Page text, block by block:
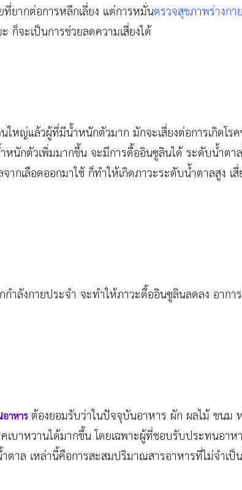
ยากต่อการหลีกเลี่ยง แต่การหมั่นตรวจสุขภาพร่างกาย
ก็จะเป็นการช่วยลดความเสี่ยงได้
ใหญ่แล้วผู้ที่มีน้ำหนักตัวมาก มักจะเสี่ยงต่อการเกิดโ
ำหนักตัวเพิ่มมากขึ้น จะมีการดื้ออินซูลินได้ ระดับน้ำต
ากเลือดออกมาใช้ ก็ทำให้เกิดภาวะระดับน้ำตาลสูง
กำลังกายประจำ จะทำให้ภาวะดื้ออินซูลินลดลง อาก
อาหารต้องยอมรับว่าในปัจจุบันอาหาร ผัก ผลไม้ ขนม
เบาหวานได้มากขึ้น โดยเฉพาะผู้ที่ชอบรับประทนอา
ตาล เหล่านี้คือการสะสมปริมาณสารอาหารที่ไม่จำเป็